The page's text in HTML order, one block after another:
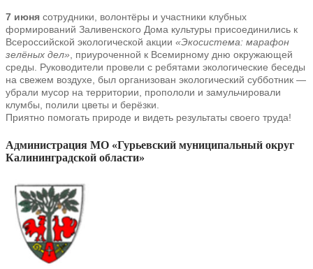
7 июня сотрудники, волонтёры и участники клубных
формирований Заливенского Дома культуры присоединились к
Всероссийской экологической акции «Экосистема: марафон
зелёных дел», приуроченной к Всемирному дню окружающей
среды. Руководители провели с ребятами экологические беседы
на свежем воздухе, был организован экологический субботник —
убрали мусор на территории, пропололи и замульчировали
клумбы, полили цветы и берёзки.
Приятно помогать природе и видеть результаты своего труда!
Администрация МО «Гурьевский муниципальный округ
Калининградской области»